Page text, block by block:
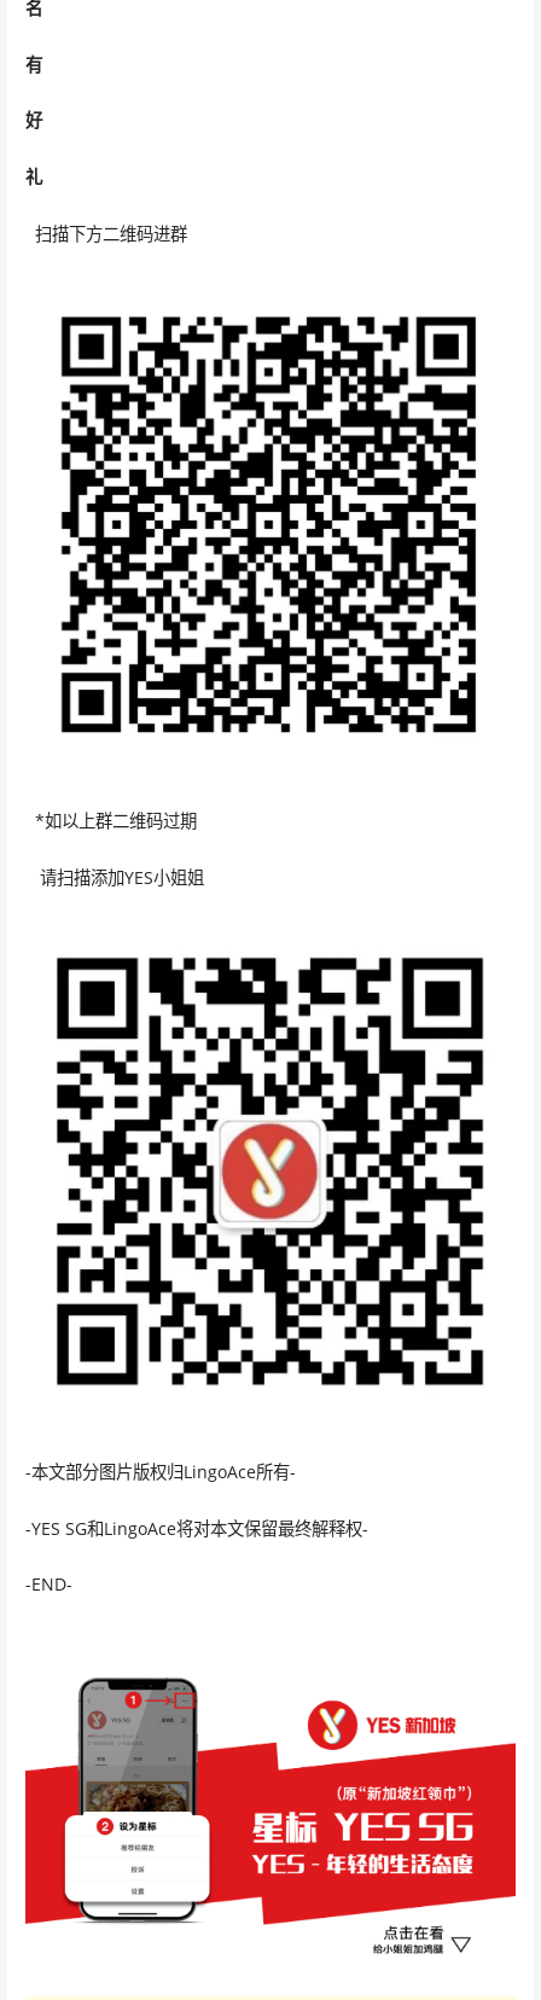
名
有
好
礼
扫描下方二维码进群
*如以上群二维码过期
请扫描添加YES小姐姐
-本文部分图片版权归LingoAce所有-
-YES SG和LingoAce将对本文保留最终解释权-
-END-